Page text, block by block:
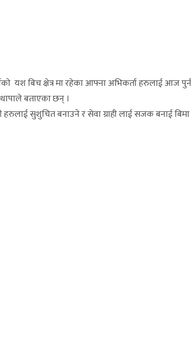
यश बिच क्षेत्र मा रहेका आफ्ना अभिकर्ता हरुलाई आज
बताएका छन् ।
हरुलाई सुशुचित बनाउने र सेवा ग्राही लाई सजक बनाई